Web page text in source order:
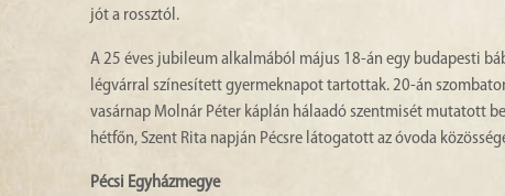
jót a rossztól.
A 25 éves jubileum alkalmából május 18-án egy budapesti
légvárral színesített gyermeknapot tartottak. 20-án
vasárnap Molnár Péter káplán hálaadó szentmisét mutatott
hétfőn, Szent Rita napján Pécsre látogatott az óvoda
Pécsi Egyházmegye